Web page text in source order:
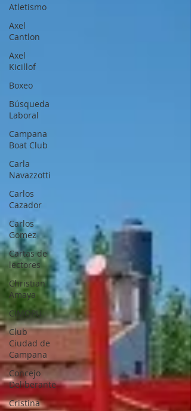
Atletismo
Axel
Cantlon
Axel
Kicillof
Boxeo
Búsqueda
Laboral
Campana
Boat Club
Carla
Navazzotti
Carlos
Cazador
Carlos
Gomez
Cartas de
lectores
Christian
Amaya
CIMOPU
Club
Ciudad de
Campana
Concejo
Deliberante
Cristina